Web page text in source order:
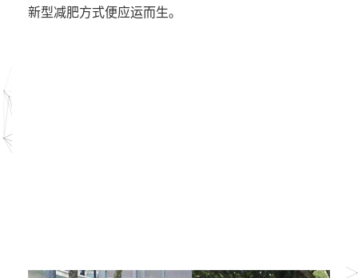
新型减肥方式便应运而生。